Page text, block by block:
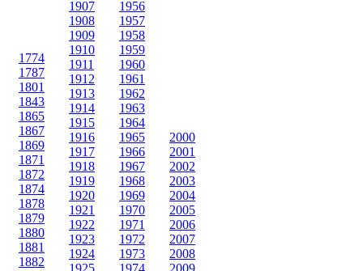
1774
1787
1801
1843
1865
1867
1869
1871
1872
1874
1878
1879
1880
1881
1882
1907
1908
1909
1910
1911
1912
1913
1914
1915
1916
1917
1918
1919
1920
1921
1922
1923
1924
1956
1957
1958
1959
1960
1961
1962
1963
1964
1965
1966
1967
1968
1969
1970
1971
1972
1973
2000
2001
2002
2003
2004
2005
2006
2007
2008